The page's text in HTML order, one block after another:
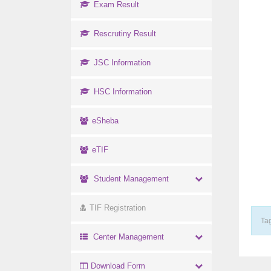
Exam Result
Rescrutiny Result
JSC Information
HSC Information
eSheba
eTIF
Student Management
TIF Registration
Center Management
Download Form